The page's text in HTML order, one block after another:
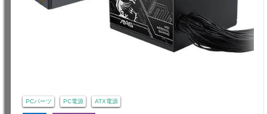
PCパーツ PC電源 ATX電源